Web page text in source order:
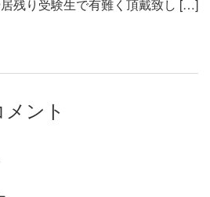
残り受験生で有難く頂戴致し […]
ント